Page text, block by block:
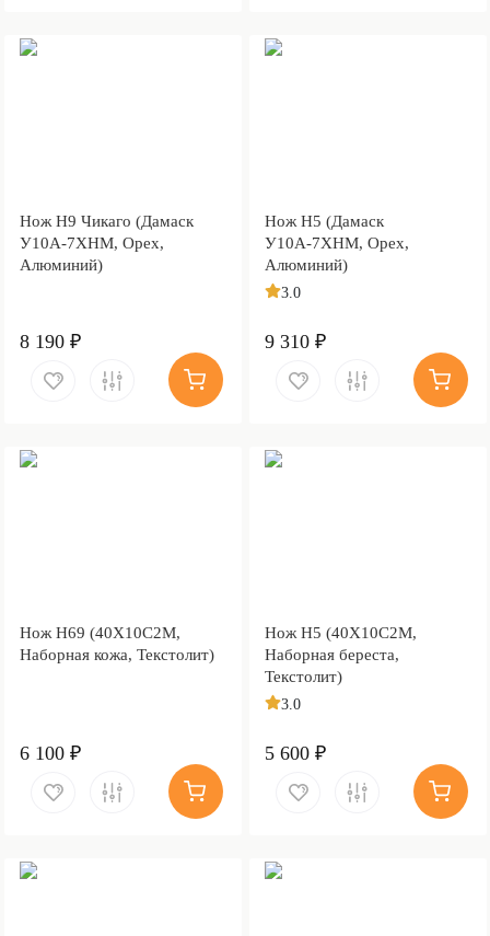
Нож Н9 Чикаго (Дамаск
У10А-7ХНМ, Орех,
Алюминий)
8 190 ₽
Нож Н5 (Дамаск
У10А-7ХНМ, Орех,
Алюминий)
3.0
9 310 ₽
Нож Н69 (40Х10С2М,
Наборная кожа, Текстолит)
6 100 ₽
Нож Н5 (40Х10С2М,
Наборная береста,
Текстолит)
3.0
5 600 ₽